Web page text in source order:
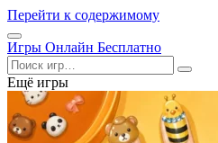
Перейти к содержимому
Открыть
меню
Игры Онлайн Бесплатно
Поиск
Ещё игры